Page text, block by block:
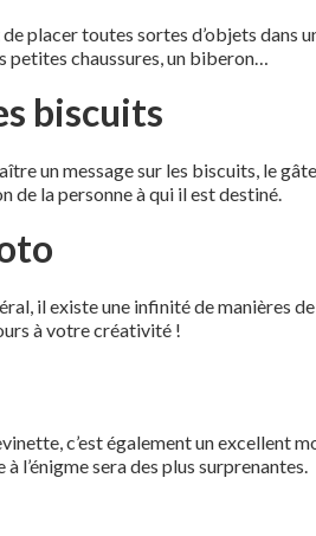
placer toutes sortes d’objets dans
petites chaussures, un biberon…
biscuits
un message sur les biscuits, le
de la personne à qui il est destiné.
il existe une infinité de manières
à votre créativité !
c’est également un excellent
l’énigme sera des plus surprenantes.